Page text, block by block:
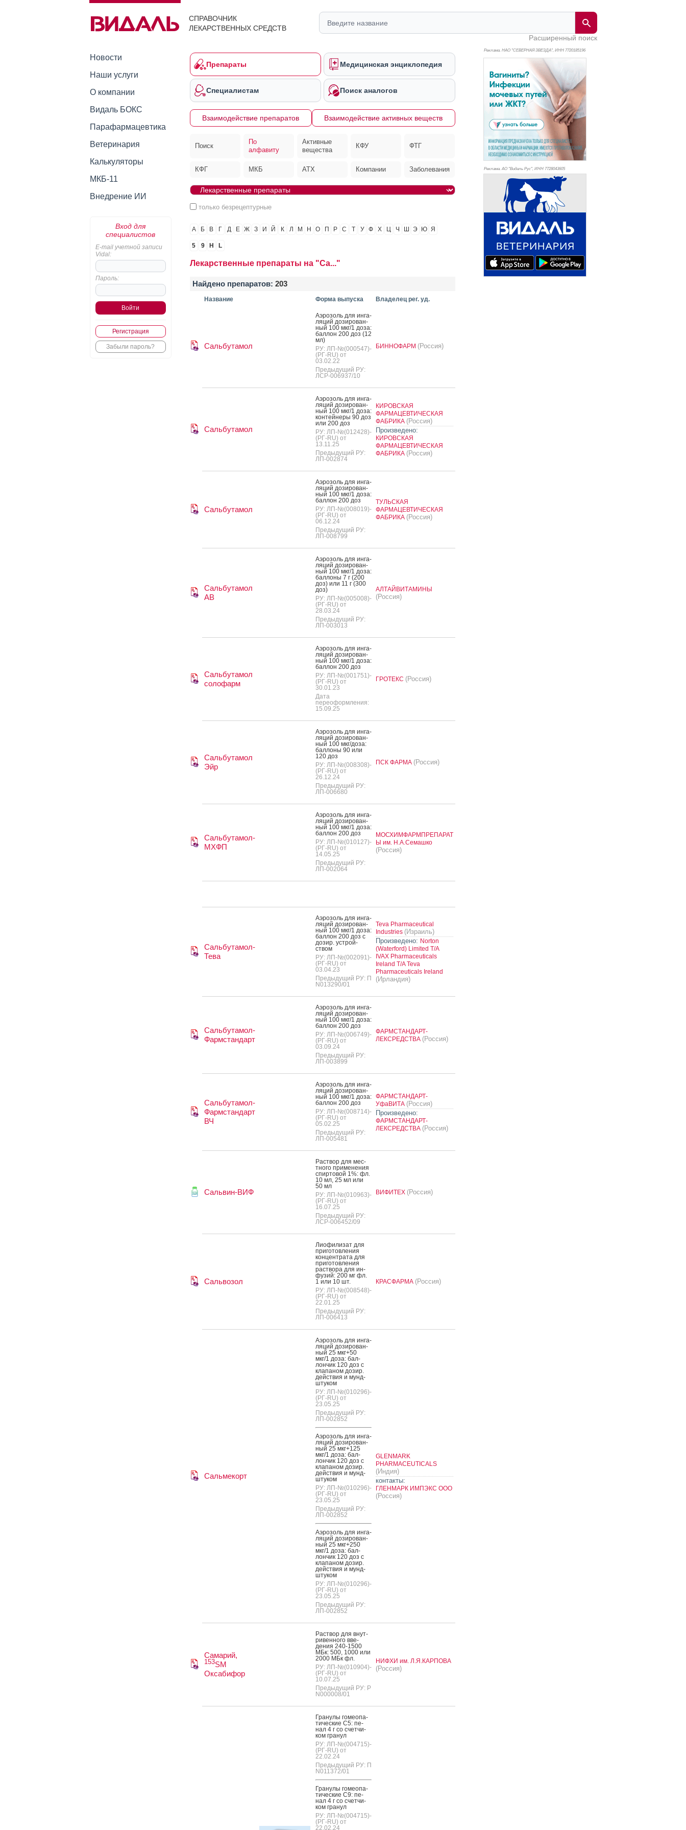
СПРАВОЧНИК
ЛЕКАРСТВЕННЫХ СРЕДСТВ
Расширенный поиск
Новости
Наши услуги
О компании
Видаль БОКС
Парафармацевтика
Ветеринария
Калькуляторы
МКБ-11
Внедрение ИИ
Вход для
специалистов
E-mail учетной записи
Vidal:
Пароль:
Регистрация
Забыли пароль?
Препараты Медицинская энциклопедия
Специалистам Поиск аналогов
Взаимодействие препаратов Взаимодействие активных веществ
Поиск
По
алфавиту
Активные
вещества
КФУ ФТГ
КФГ МКБ АТХ Компании Заболевания
только безрецептурные
А Б В Г Д Е Ж З И Й К Л М Н О П Р С Т У Ф Х Ц Ч Ш Э Ю Я
5 9 H L
Лекарственные препараты на "Са..."
Найдено препаратов: 203
Название Форма выпуска Владелец рег. уд.
Сальбутамол
А­эро­золь для ин­га­
ляций до­зиро­ван­
ный 100 мкг/1 до­за:
бал­лон 200 доз (12
мл)
РУ: ЛП-№(000547)-
(РГ-RU) от
03.02.22
Предыдущий РУ:
ЛСР-006937/10
БИННОФАРМ (Россия)
Сальбутамол
А­эро­золь для ин­га­
ляций до­зиро­ван­
ный 100 мкг/1 до­за:
кон­тей­не­ры 90 доз
или 200 доз
РУ: ЛП-№(012428)-
(РГ-RU) от
13.11.25
Предыдущий РУ:
ЛП-002874
КИРОВСКАЯ
ФАРМАЦЕВТИЧЕСКАЯ
ФАБРИКА (Россия)
Произведено:
КИРОВСКАЯ
ФАРМАЦЕВТИЧЕСКАЯ
ФАБРИКА (Россия)
Сальбутамол
А­эро­золь для ин­га­
ляций до­зиро­ван­
ный 100 мкг/1 до­за:
бал­лон 200 доз
РУ: ЛП-№(008019)-
(РГ-RU) от
06.12.24
Предыдущий РУ:
ЛП-008799
ТУЛЬСКАЯ
ФАРМАЦЕВТИЧЕСКАЯ
ФАБРИКА (Россия)
Сальбутамол
АВ
А­эро­золь для ин­га­
ляций до­зиро­ван­
ный 100 мкг/1 до­за:
бал­ло­ны 7 г (200
доз) или 11 г (300
доз)
РУ: ЛП-№(005008)-
(РГ-RU) от
28.03.24
Предыдущий РУ:
ЛП-003013
АЛТАЙВИТАМИНЫ
(Россия)
Сальбутамол
солофарм
А­эро­золь для ин­га­
ляций до­зиро­ван­
ный 100 мкг/1 до­за:
бал­лон 200 доз
РУ: ЛП-№(001751)-
(РГ-RU) от
30.01.23
Дата
переоформления:
15.09.25
ГРОТЕКС (Россия)
Сальбутамол
Эйр
А­эро­золь для ин­га­
ляций до­зиро­ван­
ный 100 мкг/до­за:
бал­ло­ны 90 или
120 доз
РУ: ЛП-№(008308)-
(РГ-RU) от
26.12.24
Предыдущий РУ:
ЛП-006680
ПСК ФАРМА (Россия)
Сальбутамол-
МХФП
А­эро­золь для ин­га­
ляций до­зиро­ван­
ный 100 мкг/1 до­за:
бал­лон 200 доз
РУ: ЛП-№(010127)-
(РГ-RU) от
14.05.25
Предыдущий РУ:
ЛП-002064
МОСХИМФАРМПРЕПАРАТ
Ы им. Н.А.Семашко
(Россия)
Сальбутамол-
Тева
А­эро­золь для ин­га­
ляций до­зиро­ван­
ный 100 мкг/1 до­за:
бал­лон 200 доз с
до­зир. ус­трой­
ством
РУ: ЛП-№(002091)-
(РГ-RU) от
03.04.23
Предыдущий РУ: П
N013290/01
Teva Pharmaceutical
Industries (Израиль)
Произведено: Norton
(Waterford) Limited T/A
IVAX Pharmaceuticals
Ireland T/A Teva
Pharmaceuticals Ireland
(Ирландия)
Сальбутамол-
Фармстандарт
А­эро­золь для ин­га­
ляций до­зиро­ван­
ный 100 мкг/1 до­за:
бал­лон 200 доз
РУ: ЛП-№(006749)-
(РГ-RU) от
03.09.24
Предыдущий РУ:
ЛП-003899
ФАРМСТАНДАРТ-
ЛЕКСРЕДСТВА (Россия)
Сальбутамол-
Фармстандарт
ВЧ
А­эро­золь для ин­га­
ляций до­зиро­ван­
ный 100 мкг/1 до­за:
бал­лон 200 доз
РУ: ЛП-№(008714)-
(РГ-RU) от
05.02.25
Предыдущий РУ:
ЛП-005481
ФАРМСТАНДАРТ-
УфаВИТА (Россия)
Произведено:
ФАРМСТАНДАРТ-
ЛЕКСРЕДСТВА (Россия)
Сальвин-ВИФ
Рас­твор для мес­
тно­го при­мене­ния
спир­то­вой 1%: фл.
10 мл, 25 мл или
50 мл
РУ: ЛП-№(010963)-
(РГ-RU) от
16.07.25
Предыдущий РУ:
ЛСР-006452/09
ВИФИТЕХ (Россия)
Сальвозол
Ли­офи­лизат для
при­готов­ле­ния
кон­цен­тра­та для
при­готов­ле­ния
рас­тво­ра для ин­
фу­зий: 200 мг фл.
1 или 10 шт.
РУ: ЛП-№(008548)-
(РГ-RU) от
22.01.25
Предыдущий РУ:
ЛП-006413
КРАСФАРМА (Россия)
Сальмекорт
А­эро­золь для ин­га­
ляций до­зиро­ван­
ный 25 мкг+50
мкг/1 до­за: бал­
лончик 120 доз с
кла­паном до­зир.
дей­ствия и мунд­
шту­ком
РУ: ЛП-№(010296)-
(РГ-RU) от
23.05.25
Предыдущий РУ:
ЛП-002852
А­эро­золь для ин­га­
ляций до­зиро­ван­
ный 25 мкг+125
мкг/1 до­за: бал­
лончик 120 доз с
кла­паном до­зир.
дей­ствия и мунд­
шту­ком
РУ: ЛП-№(010296)-
(РГ-RU) от
23.05.25
Предыдущий РУ:
ЛП-002852
А­эро­золь для ин­га­
ляций до­зиро­ван­
ный 25 мкг+250
мкг/1 до­за: бал­
лончик 120 доз с
кла­паном до­зир.
дей­ствия и мунд­
шту­ком
РУ: ЛП-№(010296)-
(РГ-RU) от
23.05.25
Предыдущий РУ:
ЛП-002852
GLENMARK
PHARMACEUTICALS
(Индия)
контакты:
ГЛЕНМАРК ИМПЭКС ООО
(Россия)
Самарий,
153SM
Оксабифор
Рас­твор для внут­
ри­вен­но­го вве­
дения 240-1500
МБк: 500, 1000 или
2000 МБк фл.
РУ: ЛП-№(010904)-
(РГ-RU) от
10.07.25
Предыдущий РУ: Р
N000008/01
НИФХИ им. Л.Я.КАРПОВА
(Россия)
Гра­нулы го­ме­опа­
тичес­кие C5: пе­
нал 4 г со счет­чи­
ком гра­нул
РУ: ЛП-№(004715)-
(РГ-RU) от
22.02.24
Предыдущий РУ: П
N011372/01
Гра­нулы го­ме­опа­
тичес­кие C9: пе­
нал 4 г со счет­чи­
ком гра­нул
РУ: ЛП-№(004715)-
(РГ-RU) от
22.02.24
Реклама. НАО "СЕВЕРНАЯ ЗВЕЗДА", ИНН 7720185196
Реклама. АО "Видаль Рус", ИНН 7728043605